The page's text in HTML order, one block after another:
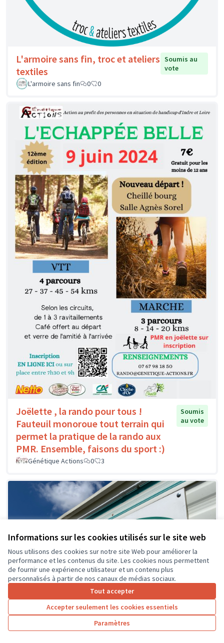
Informations sur les cookies utilisés sur le site web
Nous utilisons des cookies sur notre site Web pour améliorer la
performance et les contenus du site. Les cookies nous permettent
de fournir une expérience utilisateur et un contenu plus
personnalisés à partir de nos canaux de médias sociaux.
Tout accepter
Accepter seulement les cookies essentiels
Paramètres
L'armoire sans fin, troc et ateliers
textiles
Soumis au
vote
L'armoire sans fin
0 0
Joëlette , la rando pour tous !
Fauteuil monoroue tout terrain qui
permet la pratique de la rando aux
PMR. Ensemble, faisons du sport :)
Soumis
au vote
Génétique Actions 0 3